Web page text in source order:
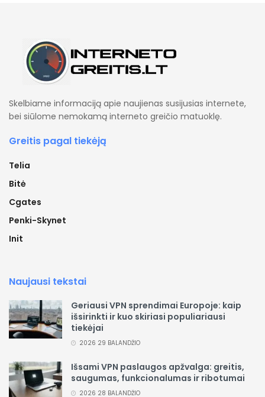
Skelbiame informaciją apie naujienas susijusias internete,
bei siūlome nemokamą interneto greičio matuoklę.
Greitis pagal tiekėją
Telia
Bitė
Cgates
Penki-Skynet
Init
Naujausi tekstai
Geriausi VPN sprendimai Europoje: kaip
išsirinkti ir kuo skiriasi populiariausi
tiekėjai
2026 29 BALANDŽIO
Išsami VPN paslaugos apžvalga: greitis,
saugumas, funkcionalumas ir ribotumai
2026 28 BALANDŽIO